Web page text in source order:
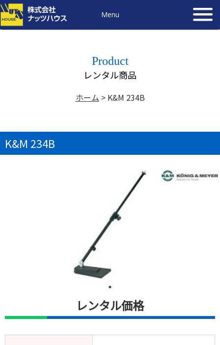
Menu
Product
レンタル商品
ホーム > K&M 234B
K&M 234B
レンタル価格